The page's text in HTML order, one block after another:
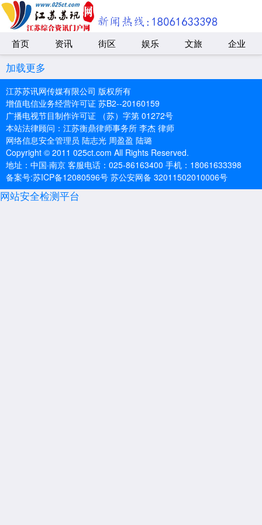
首页 资讯 街区 娱乐 文旅 企业
加载更多
江苏苏讯网传媒有限公司 版权所有
增值电信业务经营许可证 苏B2--20160159
广播电视节目制作许可证 （苏）字第 01272号
本站法律顾问：江苏衡鼎律师事务所 李杰 律师
网络信息安全管理员 陆志光 周盈盈 陆璐
Copyright © 2011 025ct.com All Rights Reserved.
地址：中国·南京 客服电话：025-86163400 手机：18061633398
备案号:苏ICP备12080596号 苏公安网备 32011502010006号
网站安全检测平台